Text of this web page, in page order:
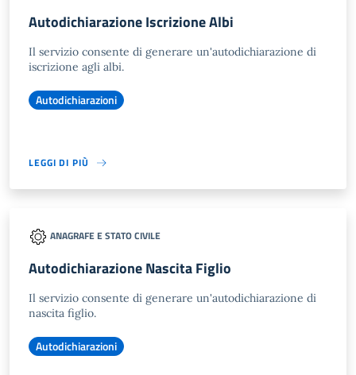
Autodichiarazione Iscrizione Albi
Il servizio consente di generare un'autodichiarazione di
iscrizione agli albi.
Autodichiarazioni
LEGGI DI PIÙ
ANAGRAFE E STATO CIVILE
Autodichiarazione Nascita Figlio
Il servizio consente di generare un'autodichiarazione di
nascita figlio.
Autodichiarazioni